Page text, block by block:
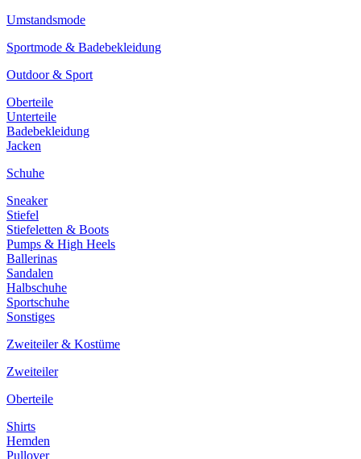
Umstandsmode
Sportmode & Badebekleidung
Outdoor & Sport
Oberteile
Unterteile
Badebekleidung
Jacken
Schuhe
Sneaker
Stiefel
Stiefeletten & Boots
Pumps & High Heels
Ballerinas
Sandalen
Halbschuhe
Sportschuhe
Sonstiges
Zweiteiler & Kostüme
Zweiteiler
Oberteile
Shirts
Hemden
Pullover